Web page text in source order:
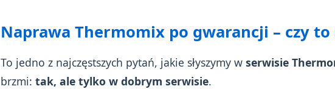
Naprawa Thermomix po gwarancji – czy to
To jedno z najczęstszych pytań, jakie słyszymy w serwisie
brzmi: tak, ale tylko w dobrym serwisie.